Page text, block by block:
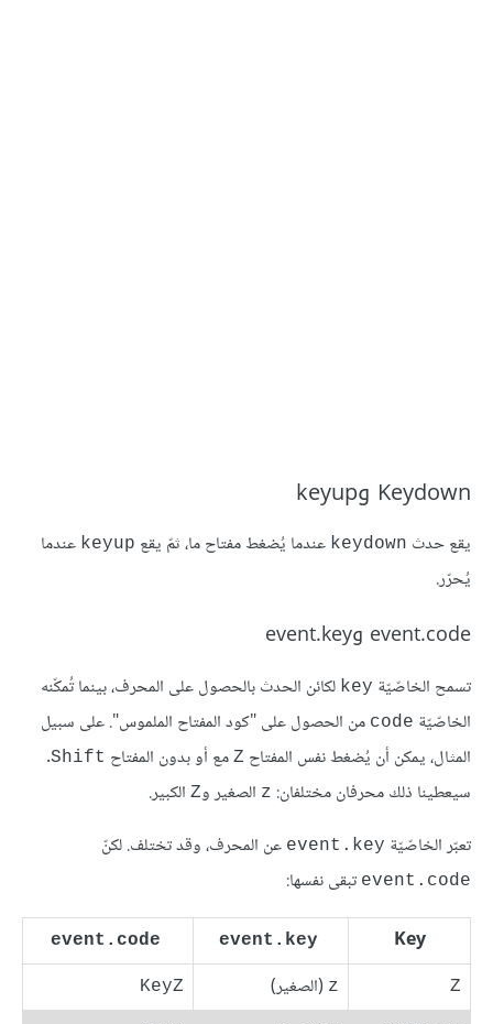
Keydown وkeyup
يقع حدث keydown عندما يُضغط مفتاح ما، ثمّ يقع keyup عندما
يُحرّر.
event.code وevent.key
تسمح الخاصّيّة key لكائن الحدث بالحصول على المحرف، بينما تُمكّنه
الخاصّيّة code من الحصول على "كود المفتاح الملموس". على سبيل
المثال، يمكن أن يُضغط نفس المفتاح Z مع أو بدون المفتاح Shift
.
سيعطينا ذلك محرفان مختلفان: z الصغير وZ الكبير.
تعبّر الخاصّيّة event.key عن المحرف، وقد تختلف. لكنّ
event.code تبقى نفسها:
Key
event.key
event.code
Z
z (الصغير) KeyZ